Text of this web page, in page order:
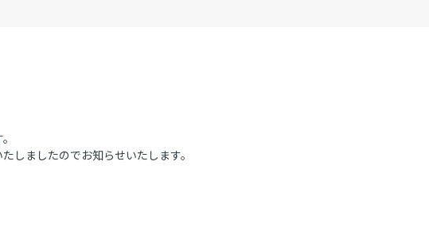
しましたのでお知らせいたします。